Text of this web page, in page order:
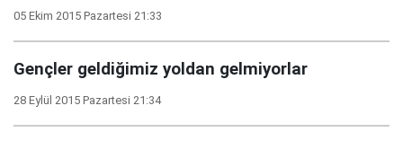
05 Ekim 2015 Pazartesi 21:33
Gençler geldiğimiz yoldan gelmiyorlar
28 Eylül 2015 Pazartesi 21:34